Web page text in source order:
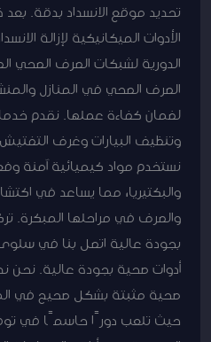
تحديد موقع الانسداد بدقة.
الأدوات الميكانيكية لإزالة
الدورية لشبكات الصرف الصحي
الصرف الصحي في المنازل
لضمان كفاءة عملها. نقدم
وتنظيف البيارات وغرف
نستخدم مواد كيميائية آمنة
والبكتيريا، مما يساعد في
والصرف في مراحلها المبكرة.
بجودة عالية اتصل بنا في
أدوات صحية بجودة عالية. نحن
صحية مثبتة بشكل صحيح في
حيث تلعب دورًا حاسمًا في